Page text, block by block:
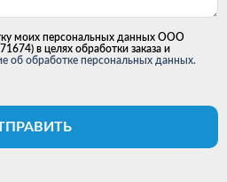
моих персональных данных ООО
в целях обработки заказа и
об обработке персональных данных.